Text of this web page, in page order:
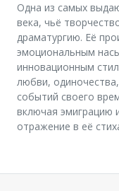
Одна из самых
века, чьё
драматургию. Её
эмоциональным
инновационным
любви,
событий своего
включая эмиграцию
отражение в её